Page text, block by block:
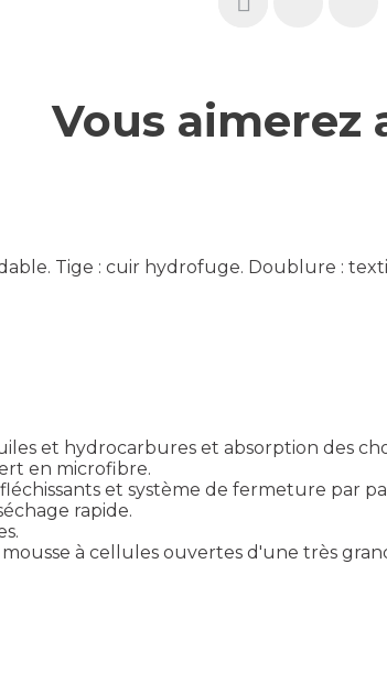
Vous aimerez
Tige : cuir hydrofuge. Doublure :
et hydrocarbures et absorption des
en microfibre.
et système de fermeture par
rapide.
à cellules ouvertes d'une très